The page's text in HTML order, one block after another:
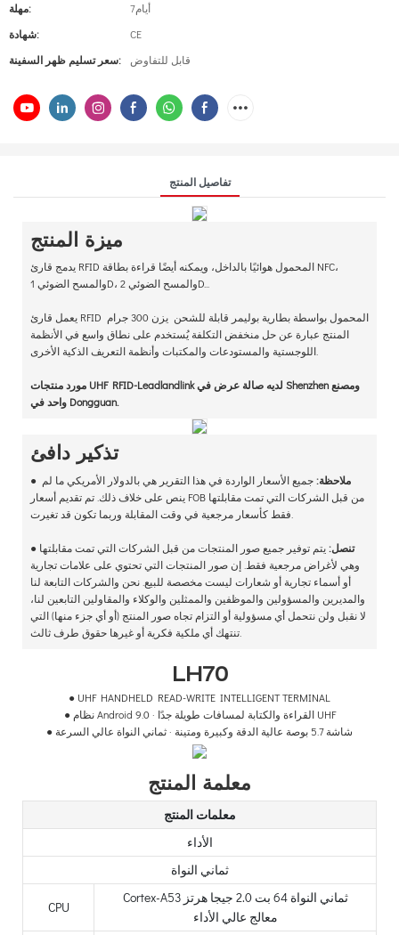
مهلة:
أيام7
شهادة:
CE
سعر تسليم ظهر السفينة:
قابل للتفاوض
تفاصيل المنتج
ميزة المنتج
يدمج قارئ RFID المحمول هوائيًا بالداخل، ويمكنه أيضًا قراءة بطاقة NFC،
والمسح الضوئي 1D، والمسح الضوئي 2D...
يعمل قارئ RFID المحمول بواسطة بطارية بوليمر قابلة للشحن يزن 300 جرام
المنتج عبارة عن حل منخفض التكلفة يُستخدم على نطاق واسع في الأنظمة
اللوجستية والمستودعات والمكتبات وأنظمة التعريف الذكية الأخرى.
مورد منتجات UHF RFID-Leadlandlink لديه صالة عرض في Shenzhen ومصنع
واحد في Dongguan.
تذكير دافئ
● ملاحظة:جميع الأسعار الواردة في هذا التقرير هي بالدولار الأمريكي ما لم
ينص على خلاف ذلك. تم تقديم أسعار FOB من قبل الشركات التي تمت مقابلتها
● تنصل:يتم توفير جميع صور المنتجات من قبل الشركات التي تمت مقابلتها
وهي لأغراض مرجعية فقط. إن صور المنتجات التي تحتوي على علامات تجارية
أو أسماء تجارية أو شعارات ليست مخصصة للبيع. نحن والشركات التابعة لنا
والمديرين والمسؤولين والموظفين والممثلين والوكلاء والمقاولين التابعين لنا،
لا نقبل ولن نتحمل أي مسؤولية أو التزام تجاه صور المنتج (أو أي جزء منها) التي
تنتهك أي ملكية فكرية أو غيرها حقوق طرف ثالث.
LH70
● UHF HANDHELD READ-WRITE INTELLIGENT TERMINAL
●
نظام Android 9.0 · القراءة والكتابة لمسافات طويلة جدًا UHF
●
شاشة 5.7 بوصة عالية الدقة وكبيرة ومتينة · ثماني النواة عالي السرعة
معلمة المنتج
معلمات المنتج
الأداء
ثماني النواة
CPU
Cortex-A53 ثماني النواة 64 بت 2.0 جيجا هرتز
معالج عالي الأداء